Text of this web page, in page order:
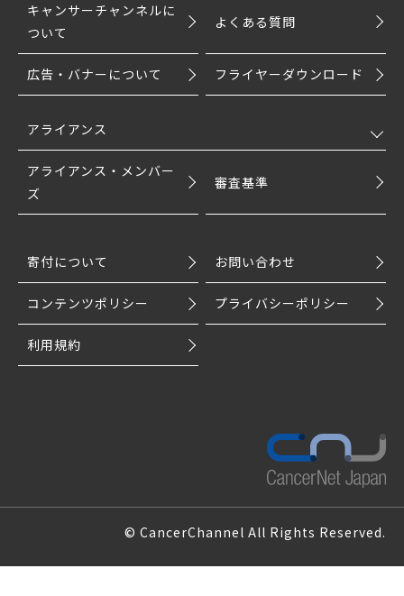
キャンサーチャンネルに
ついて
よくある質問
広告・バナーについて フライヤーダウンロード
アライアンス
アライアンス・メンバー
ズ
審査基準
寄付について お問い合わせ
コンテンツポリシー プライバシーポリシー
利用規約
© CancerChannel All Rights Reserved.